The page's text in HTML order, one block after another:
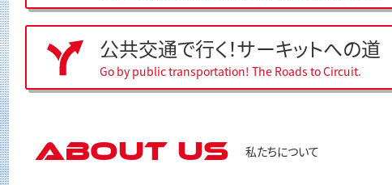
公共交通で行く！サーキットへの道
Go by public transportation! The Roads to Circuit.
About us 私たちについて